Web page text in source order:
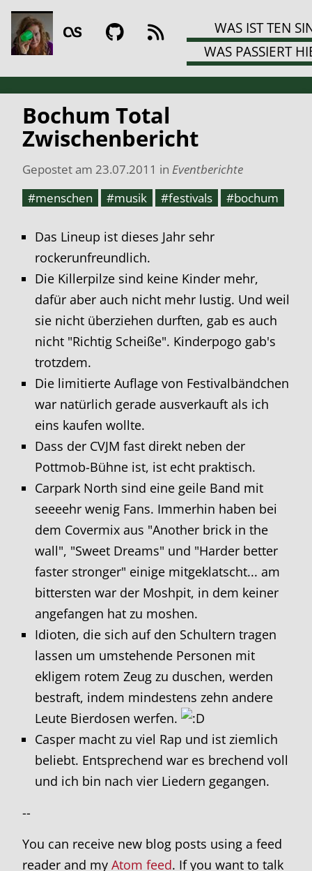
WAS IST TEN
WAS PASSIERT
Bochum Total
Zwischenbericht
Gepostet am 23.07.2011 in Eventberichte
#menschen
#musik #festivals #bochum
Das Lineup ist dieses Jahr sehr
rockerunfreundlich.
Die Killerpilze sind keine Kinder mehr,
dafür aber auch nicht mehr lustig. Und weil
sie nicht überziehen durften, gab es auch
nicht "Richtig Scheiße". Kinderpogo gab's
trotzdem.
Die limitierte Auflage von Festivalbändchen
war natürlich gerade ausverkauft als ich
eins kaufen wollte.
Dass der CVJM fast direkt neben der
Pottmob-Bühne ist, ist echt praktisch.
Carpark North sind eine geile Band mit
seeeehr wenig Fans. Immerhin haben bei
dem Covermix aus "Another brick in the
wall", "Sweet Dreams" und "Harder better
faster stronger" einige mitgeklatscht... am
bittersten war der Moshpit, in dem keiner
angefangen hat zu moshen.
Idioten, die sich auf den Schultern tragen
lassen um umstehende Personen mit
ekligem rotem Zeug zu duschen, werden
bestraft, indem mindestens zehn andere
Leute Bierdosen werfen.
Casper macht zu viel Rap und ist ziemlich
beliebt. Entsprechend war es brechend voll
und ich bin nach vier Liedern gegangen.
--
You can receive new blog posts using a feed
reader and my Atom feed. If you want to talk